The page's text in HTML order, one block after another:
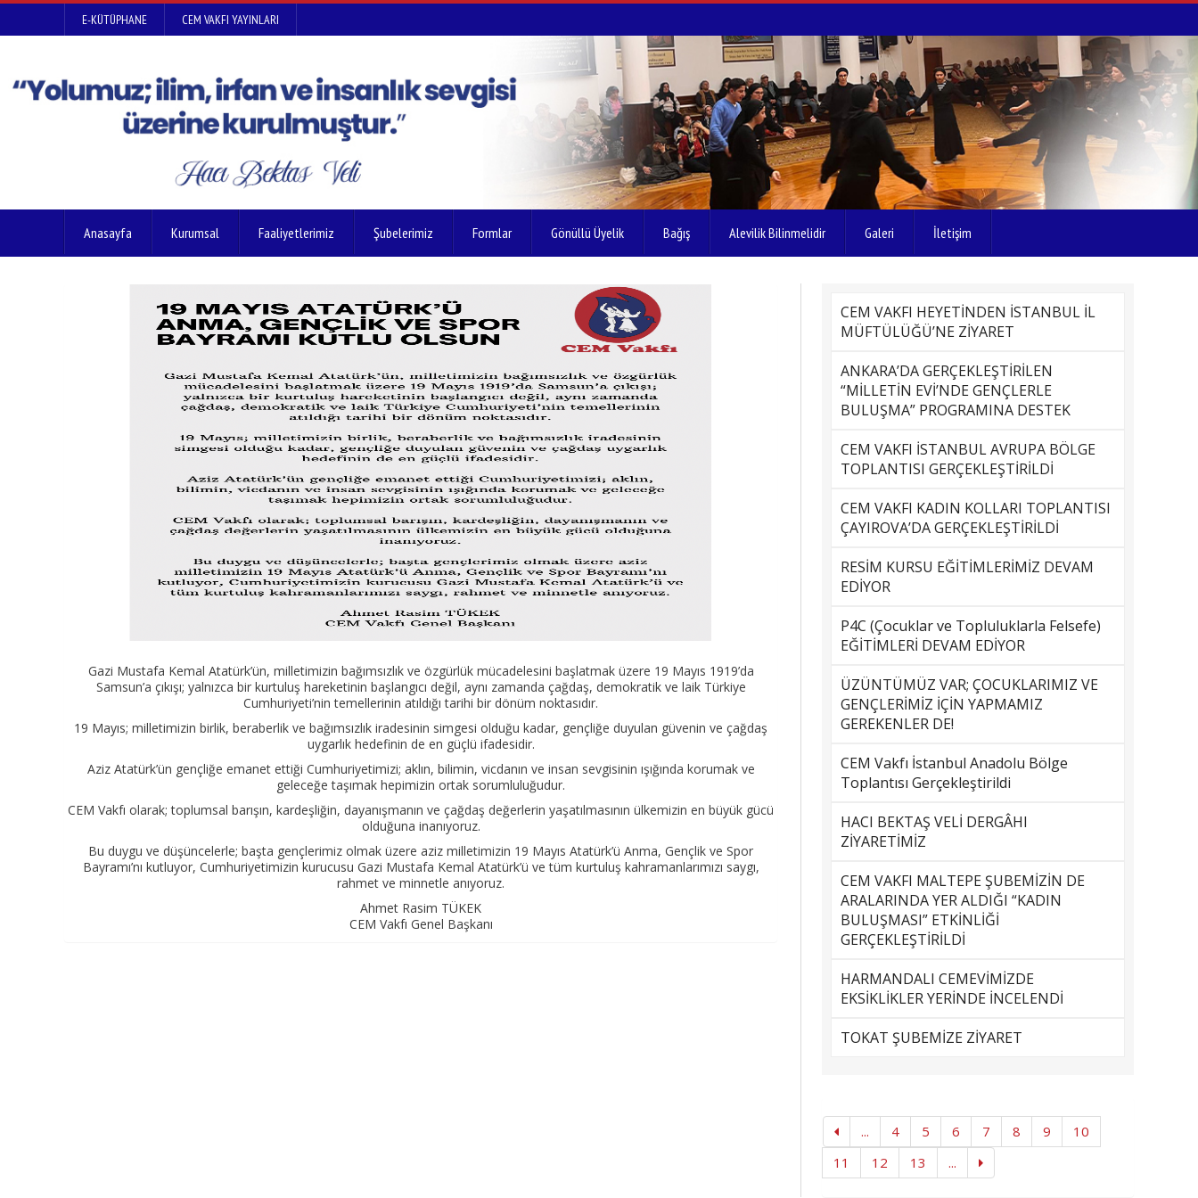
E-KÜTÜPHANE CEM VAKFI YAYINLARI
Anasayfa Kurumsal Faaliyetlerimiz Şubelerimiz Formlar Gönüllü Üyelik Bağış Alevilik Bilinmelidir Galeri İletişim
Gazi Mustafa Kemal Atatürk’ün, milletimizin bağımsızlık ve özgürlük mücadelesini başlatmak üzere 19 Mayıs 1919’da
Samsun’a çıkışı; yalnızca bir kurtuluş hareketinin başlangıcı değil, aynı zamanda çağdaş, demokratik ve laik Türkiye
Cumhuriyeti’nin temellerinin atıldığı tarihi bir dönüm noktasıdır.
19 Mayıs; milletimizin birlik, beraberlik ve bağımsızlık iradesinin simgesi olduğu kadar, gençliğe duyulan güvenin ve çağdaş
uygarlık hedefinin de en güçlü ifadesidir.
Aziz Atatürk’ün gençliğe emanet ettiği Cumhuriyetimizi; aklın, bilimin, vicdanın ve insan sevgisinin ışığında korumak ve
geleceğe taşımak hepimizin ortak sorumluluğudur.
CEM Vakfı olarak; toplumsal barışın, kardeşliğin, dayanışmanın ve çağdaş değerlerin yaşatılmasının ülkemizin en büyük gücü
olduğuna inanıyoruz.
Bu duygu ve düşüncelerle; başta gençlerimiz olmak üzere aziz milletimizin 19 Mayıs Atatürk’ü Anma, Gençlik ve Spor
Bayramı’nı kutluyor, Cumhuriyetimizin kurucusu Gazi Mustafa Kemal Atatürk’ü ve tüm kurtuluş kahramanlarımızı saygı,
rahmet ve minnetle anıyoruz.
Ahmet Rasim TÜKEK
CEM Vakfı Genel Başkanı
CEM VAKFI HEYETİNDEN İSTANBUL İL
MÜFTÜLÜĞÜ’NE ZİYARET
ANKARA’DA GERÇEKLEŞTİRİLEN
“MİLLETİN EVİ’NDE GENÇLERLE
BULUŞMA” PROGRAMINA DESTEK
CEM VAKFI İSTANBUL AVRUPA BÖLGE
TOPLANTISI GERÇEKLEŞTİRİLDİ
CEM VAKFI KADIN KOLLARI TOPLANTISI
ÇAYIROVA’DA GERÇEKLEŞTİRİLDİ
RESİM KURSU EĞİTİMLERİMİZ DEVAM
EDİYOR
P4C (Çocuklar ve Topluluklarla Felsefe)
EĞİTİMLERİ DEVAM EDİYOR
ÜZÜNTÜMÜZ VAR; ÇOCUKLARIMIZ VE
GENÇLERİMİZ İÇİN YAPMAMIZ
GEREKENLER DE!
CEM Vakfı İstanbul Anadolu Bölge
Toplantısı Gerçekleştirildi
HACI BEKTAŞ VELİ DERGÂHI
ZİYARETİMİZ
CEM VAKFI MALTEPE ŞUBEMİZİN DE
ARALARINDA YER ALDIĞI “KADIN
BULUŞMASI” ETKİNLİĞİ
GERÇEKLEŞTİRİLDİ
HARMANDALI CEMEVİMİZDE
EKSİKLİKLER YERİNDE İNCELENDİ
TOKAT ŞUBEMİZE ZİYARET
... 4 5 6 7 8 9
10
11
12 13 ...